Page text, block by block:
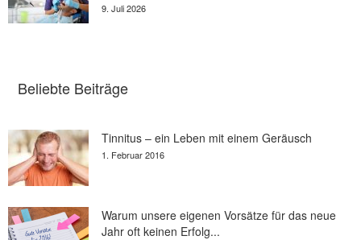
9. Juli 2026
Beliebte Beiträge
Tinnitus – ein Leben mit einem Geräusch
1. Februar 2016
Warum unsere eigenen Vorsätze für das neue
Jahr oft keinen Erfolg...